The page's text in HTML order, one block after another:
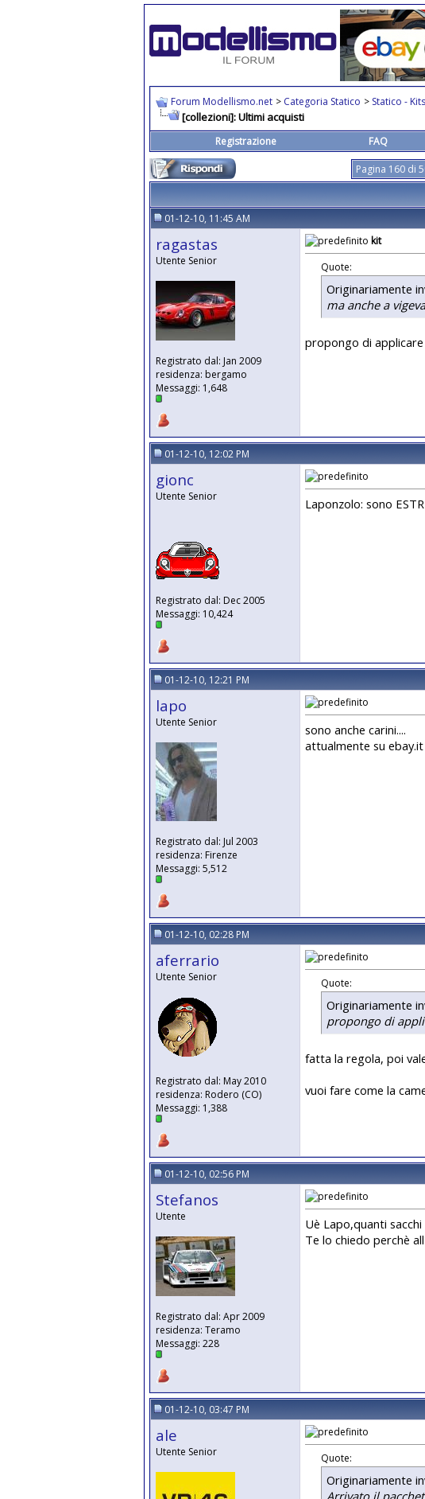
Forum Modellismo.net > Categoria Statico > Statico -
[collezioni]: Ultimi acquisti
Registrazione
FAQ
Pagina 160 di
01-12-10, 11:45 AM
ragastas
Utente Senior
Registrato dal: Jan 2009
residenza: bergamo
Messaggi: 1,648
kit
Quote:
Originariamente
ma anche a
propongo di applicare
01-12-10, 12:02 PM
gionc
Utente Senior
Registrato dal: Dec 2005
Messaggi: 10,424
Laponzolo: sono
01-12-10, 12:21 PM
lapo
Utente Senior
Registrato dal: Jul 2003
residenza: Firenze
Messaggi: 5,512
sono anche carini....
attualmente su
01-12-10, 02:28 PM
aferrario
Utente Senior
Registrato dal: May 2010
residenza: Rodero (CO)
Messaggi: 1,388
Quote:
Originariamente
propongo di
fatta la regola, poi
vuoi fare come la
01-12-10, 02:56 PM
Stefanos
Utente
Registrato dal: Apr 2009
residenza: Teramo
Messaggi: 228
Uè Lapo,quanti sacchi
Te lo chiedo perchè
01-12-10, 03:47 PM
ale
Utente Senior Quote:
Originariamente
Arrivato il